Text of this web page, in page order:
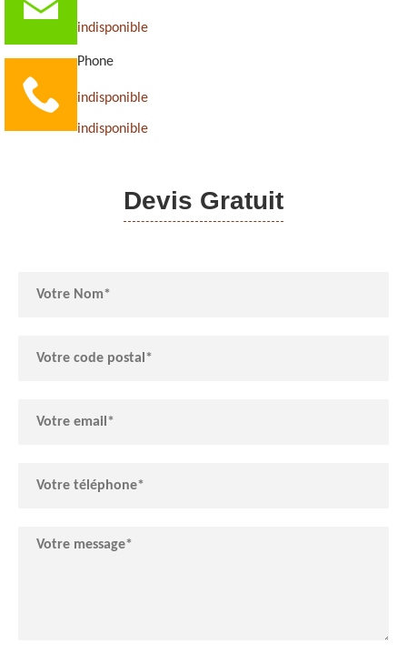
indisponible
Phone
indisponible
indisponible
Devis Gratuit